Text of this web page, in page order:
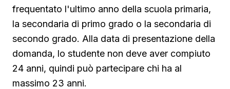
frequentato l'ultimo anno della scuola primaria,
la secondaria di primo grado o la secondaria di
secondo grado. Alla data di presentazione della
domanda, lo studente non deve aver compiuto
24 anni, quindi può partecipare chi ha al
massimo 23 anni.